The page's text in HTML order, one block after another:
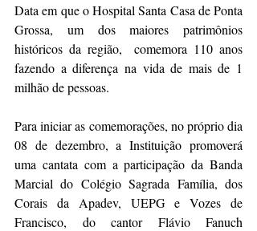
Data em que o Hospital Santa Casa de Ponta
Grossa, um dos maiores patrimônios
históricos da região,  comemora 110 anos
fazendo a diferença na vida de mais de 1
milhão de pessoas.
Para iniciar as comemorações, no próprio dia
08 de dezembro, a Instituição promoverá
uma cantata com a participação da Banda
Marcial do Colégio Sagrada Família, dos
Corais da Apadev, UEPG e Vozes de
Francisco, do cantor Flávio Fanuch